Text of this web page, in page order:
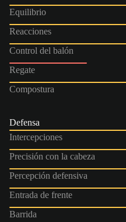
Equilibrio
Reacciones
Control del balón
Regate
Compostura
Defensa
Intercepciones
Precisión con la cabeza
Percepción defensiva
Entrada de frente
Barrida